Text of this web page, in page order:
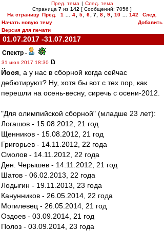
Пред. тема | След. тема
Страница 7 из 142 [ Сообщений: 7056 ]
На страницу Пред. 1 4 5 6 7 8 9 10 142
След.
Начать новую тему
Добавить
Версия для печати
01.07.2017 -31.07.2017
Спектр -
31 июл 2017 18:30
Йося , а у нас в сборной когда сейчас
дебютируют? Ну, хотя бы вот с тех пор, как
перешли на осень-весну, сиречь с осени-2012.
"Для олимпийской сборной" (младше 23 лет):
Логашов - 15.08.2012, 21 год
Щенников - 15.08.2012, 21 год
Григорьев - 14.11.2012, 22 года
Смолов - 14.11.2012, 22 года
Ден. Черышев - 14.11.2012, 21 год
Шатов - 06.02.2013, 22 года
Лодыгин - 19.11.2013, 23 года
Канунников - 26.05.2014, 22 года
Могилевец - 26.05.2014, 21 год
Оздоев - 03.09.2014, 21 год
Полоз - 03.09.2014, 23 года